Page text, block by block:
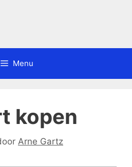
Menu
kopen
Arne Gartz